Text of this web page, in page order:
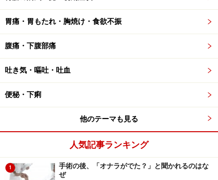
急性胃腸炎
胃潰瘍
十二指腸潰瘍
逆流性食道炎
胆石
尿路結石
膵炎
腸閉塞
胃痛・胃もたれ・胸焼け・食欲不振
腹痛・下腹部痛
吐き気・嘔吐・吐血
便秘・下痢
他のテーマも見る
人気記事ランキング
1
手術の後、「オナラがでた？」と聞かれるのはな
ぜ